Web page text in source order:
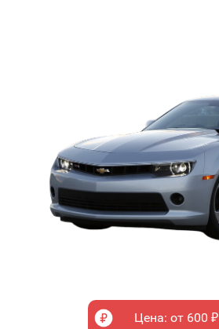
Цена: от 600 ₽